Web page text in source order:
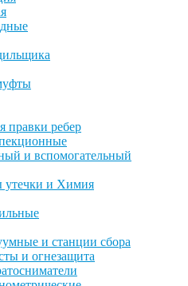
правки ребер
и вспомогательный
утечки и Химия
и станции сбора
и огнезащита